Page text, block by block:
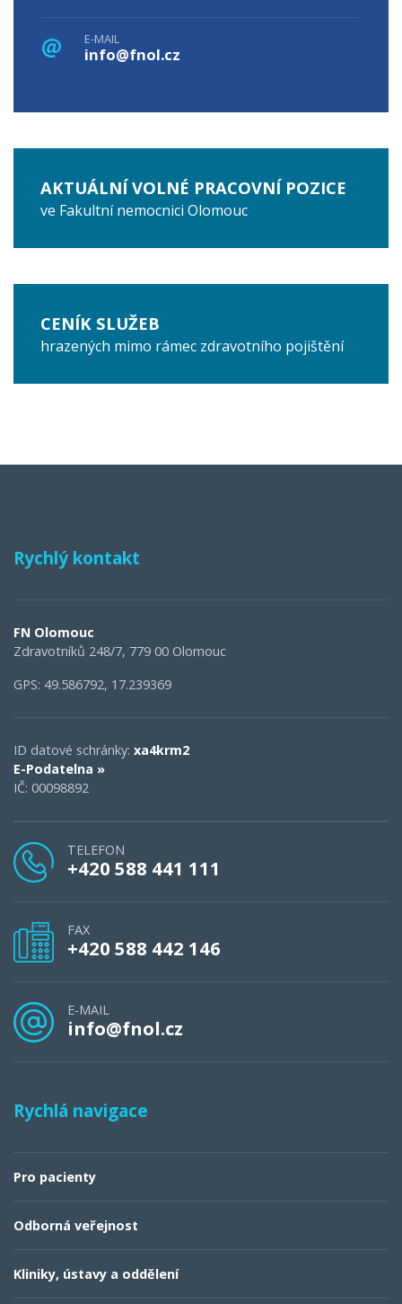
E-MAIL
info@fnol.cz
AKTUÁLNÍ VOLNÉ PRACOVNÍ POZICE
ve Fakultní nemocnici Olomouc
CENÍK SLUŽEB
hrazených mimo rámec zdravotního pojištění
Rychlý kontakt
FN Olomouc
Zdravotníků 248/7, 779 00 Olomouc
GPS: 49.586792, 17.239369
ID datové schránky: xa4krm2
E-Podatelna »
IČ: 00098892
TELEFON
+420 588 441 111
FAX
+420 588 442 146
E-MAIL
info@fnol.cz
Rychlá navigace
Pro pacienty
Odborná veřejnost
Kliniky, ústavy a oddělení